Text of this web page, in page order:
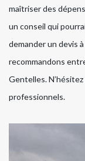
maîtriser des
un conseil qui
demander un devis
recommandons
Gentelles.
professionnels.